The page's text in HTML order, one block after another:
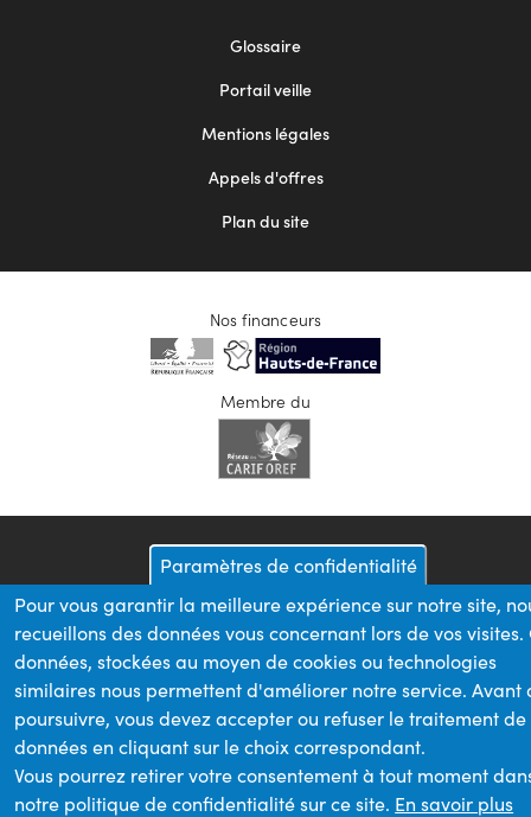
Glossaire
Portail veille
Mentions légales
Appels d'offres
Plan du site
Nos financeurs
Membre du
Paramètres de confidentialité
Pour vous garantir la meilleure expérience sur notre site,
recueillons des données vous concernant lors de vos visites.
données, stockées au moyen de cookies ou technologies
similaires nous permettent d'améliorer notre service. Avant
poursuivre, vous devez accepter ou refuser le traitement de
données en cliquant sur le choix correspondant.
Vous pourrez retirer votre consentement à tout moment
notre politique de confidentialité sur ce site. En savoir plus